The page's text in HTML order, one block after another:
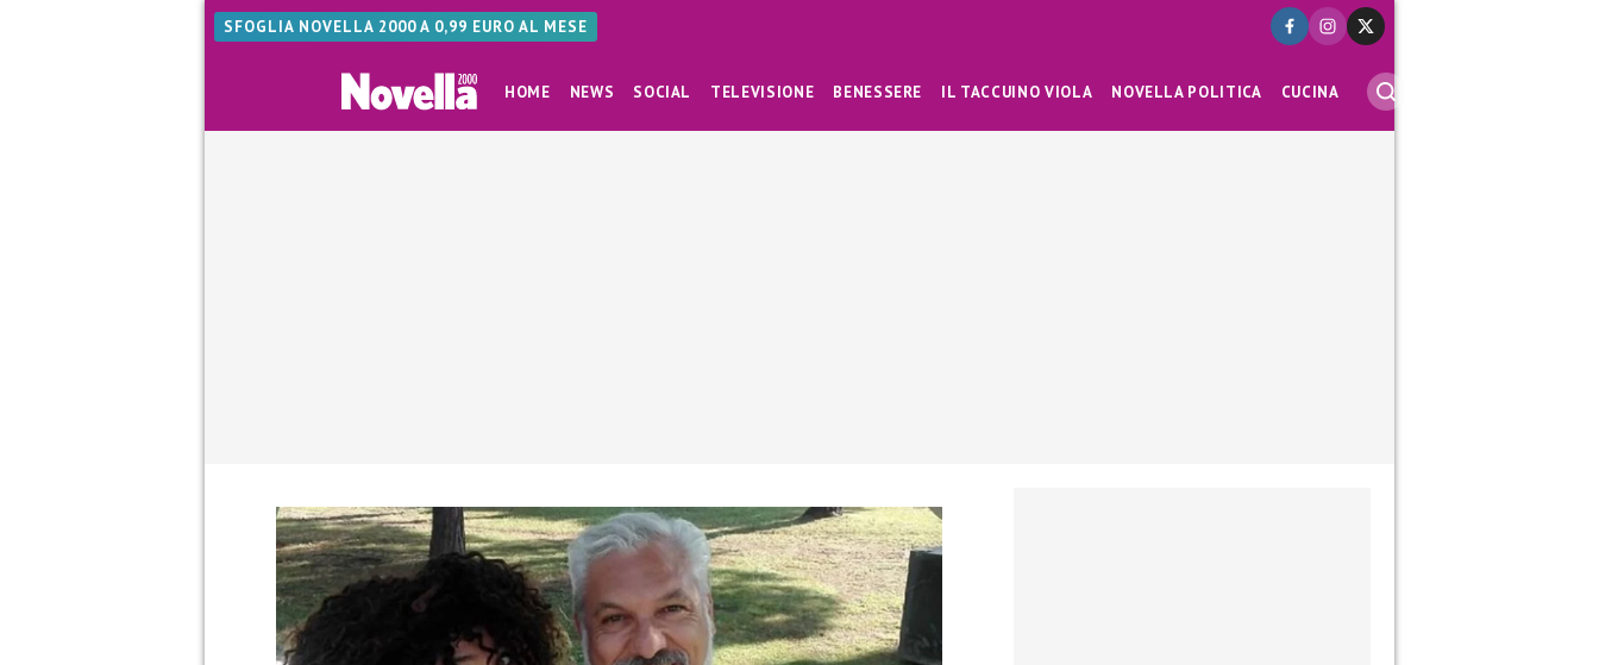
SFOGLIA NOVELLA 2000 A 0,99 EURO AL MESE
HOME NEWS SOCIAL TELEVISIONE BENESSERE IL TACCUINO VIOLA NOVELLA POLITICA CUCINA